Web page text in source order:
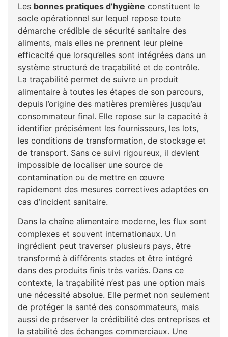
Les bonnes pratiques d’hygiène constituent le
socle opérationnel sur lequel repose toute
démarche crédible de sécurité sanitaire des
aliments, mais elles ne prennent leur pleine
efficacité que lorsqu’elles sont intégrées dans un
système structuré de traçabilité et de contrôle.
La traçabilité permet de suivre un produit
alimentaire à toutes les étapes de son parcours,
depuis l’origine des matières premières jusqu’au
consommateur final. Elle repose sur la capacité à
identifier précisément les fournisseurs, les lots,
les conditions de transformation, de stockage et
de transport. Sans ce suivi rigoureux, il devient
impossible de localiser une source de
contamination ou de mettre en œuvre
rapidement des mesures correctives adaptées en
cas d’incident sanitaire.
Dans la chaîne alimentaire moderne, les flux sont
complexes et souvent internationaux. Un
ingrédient peut traverser plusieurs pays, être
transformé à différents stades et être intégré
dans des produits finis très variés. Dans ce
contexte, la traçabilité n’est pas une option mais
une nécessité absolue. Elle permet non seulement
de protéger la santé des consommateurs, mais
aussi de préserver la crédibilité des entreprises et
la stabilité des échanges commerciaux. Une